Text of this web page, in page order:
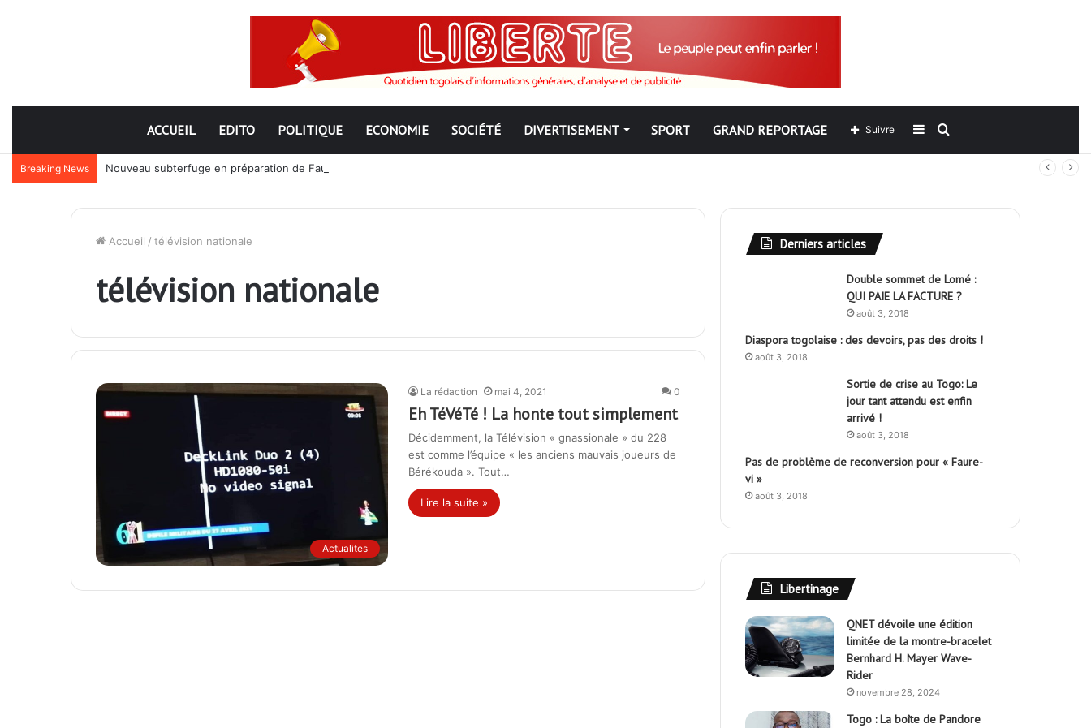
ACCUEIL EDITO POLITIQUE ECONOMIE SOCIÉTÉ DIVERTISEMENT SPORT GRAND REPORTAGE Rechercher
Sidebar
(barre
Suivre
Breaking News Nouveau subterfuge en préparation de Faure Gnassingbé pour ne jamais partir ; les Togolais disent non et sont vent debout
Accueil / télévision nationale
télévision nationale
Actualites
La rédaction mai 4, 2021 0
Eh TéVéTé ! La honte tout simplement
Décidemment, la Télévision « gnassionale » du 228
est comme l’équipe « les anciens mauvais joueurs de
Bérékouda ». Tout…
Lire la suite »
Derniers articles
Double sommet de Lomé :
QUI PAIE LA FACTURE ?
août 3, 2018
Diaspora togolaise : des devoirs, pas des droits !
août 3, 2018
Sortie de crise au Togo: Le
jour tant attendu est enfin
arrivé !
août 3, 2018
Pas de problème de reconversion pour « Faure-
vi »
août 3, 2018
Libertinage
QNET dévoile une édition
limitée de la montre-bracelet
Bernhard H. Mayer Wave-
Rider
novembre 28, 2024
Togo : La boîte de Pandore